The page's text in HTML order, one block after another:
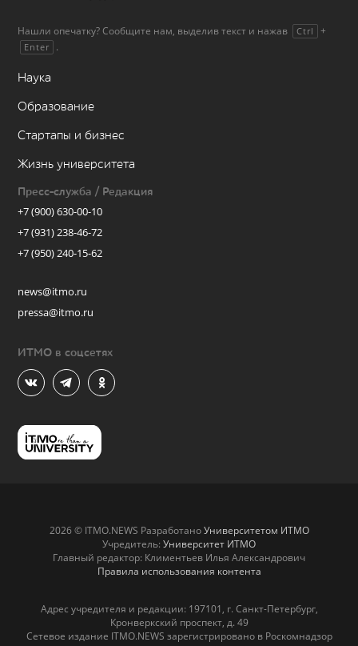
Нашли опечатку? Сообщите нам, выделив текст и нажав Ctrl +
Enter .
Наука
Образование
Стартапы и бизнес
Жизнь университета
Пресс-служба / Редакция
+7 (900) 630-00-10
+7 (931) 238-46-72
+7 (950) 240-15-62
news@itmo.ru
pressa@itmo.ru
ИТМО в соцсетях
2026 © ITMO.NEWS РазработаноУниверситетом ИТМО
Учредитель: Университет ИТМО
Главный редактор: Климентьев Илья Александрович
Правила использования контента
Адрес учредителя и редакции: 197101, г. Санкт-Петербург,
Кронверкский проспект, д. 49
Сетевое издание ITMO.NEWS зарегистрировано в Роскомнадзор